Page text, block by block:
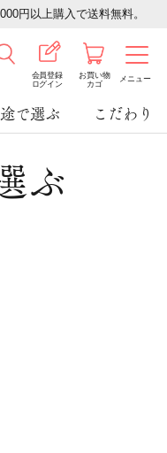
円以上購入で送料無料。
会員登録
ログイン
お買い物
カゴ
メニュー
で選ぶ こだわり
ぶ